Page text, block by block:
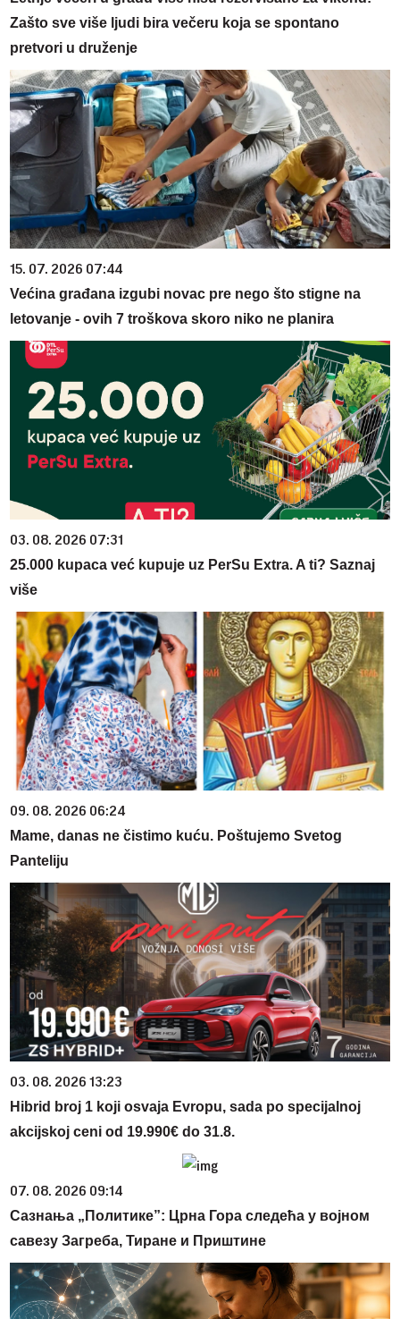
Zašto sve više ljudi bira večeru koja se spontano
pretvori u druženje
15. 07. 2026 07:44
Većina građana izgubi novac pre nego što stigne na
letovanje - ovih 7 troškova skoro niko ne planira
03. 08. 2026 07:31
25.000 kupaca već kupuje uz PerSu Extra. A ti? Saznaj
više
09. 08. 2026 06:24
Mame, danas ne čistimo kuću. Poštujemo Svetog
Panteliju
03. 08. 2026 13:23
Hibrid broj 1 koji osvaja Evropu, sada po specijalnoj
akcijskoj ceni od 19.990€ do 31.8.
07. 08. 2026 09:14
Сазнања „Политике”: Црна Гора следећа у војном
савезу Загреба, Тиране и Приштине